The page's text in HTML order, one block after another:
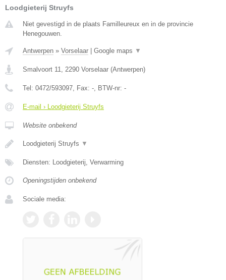
Loodgieterij Struyfs
Niet gevestigd in de plaats Familleureux en in de provincie
Henegouwen.
Antwerpen » Vorselaar Google maps ▼
Smalvoort 11, 2290 Vorselaar (Antwerpen)
Tel: 0472/593097, Fax: -, BTW-nr: -
E-mail › Loodgieterij Struyfs
Website onbekend
Loodgieterij Struyfs ▼
Diensten: Loodgieterij, Verwarming
Openingstijden onbekend
Sociale media: